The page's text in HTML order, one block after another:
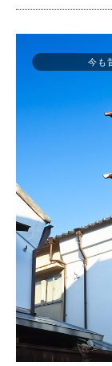
今も